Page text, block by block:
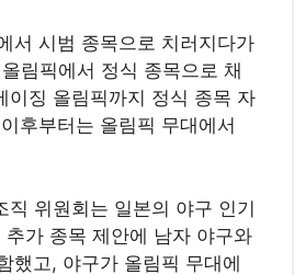
서 시범 종목으로 치러지다가
림픽에서 정식 종목으로 채
이징 올림픽까지 정식 종목 자
후부터는 올림픽 무대에서
위원회는 일본의 야구 인기
가 종목 제안에 남자 야구와
했고, 야구가 올림픽 무대에